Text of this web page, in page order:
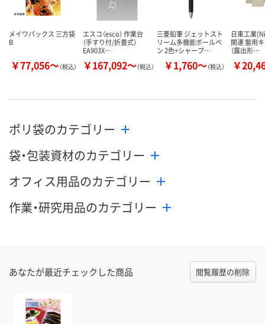
メイワパックス 三方袋
B
￥77,056～（税込）
エスコ（esco） 作業台
（手すり付/折畳式）
EA903X…
￥167,092～（税込）
三菱鉛筆 ジェットスト
リーム多機能ボールペ
ン 2色+シャープ…
￥1,760～（税込）
日東工業
関連 盤用
（露出形…
￥
ポリ袋のカテゴリー
袋・包装資材のカテゴリー
オフィス用品のカテゴリー
作業・研究用品のカテゴリー
あなたが最近チェックした商品 閲覧履歴の削除